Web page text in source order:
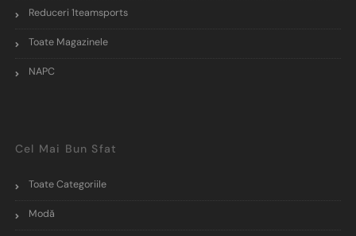
Reduceri 1teamsports
Toate Magazinele
NAPC
Cel Mai Bun Sfat
Toate Categoriile
Modă